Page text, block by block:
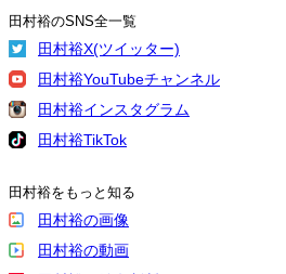
田村裕のSNS全一覧
田村裕X(ツイッター)
田村裕YouTubeチャンネル
田村裕インスタグラム
田村裕TikTok
田村裕をもっと知る
田村裕の画像
田村裕の動画